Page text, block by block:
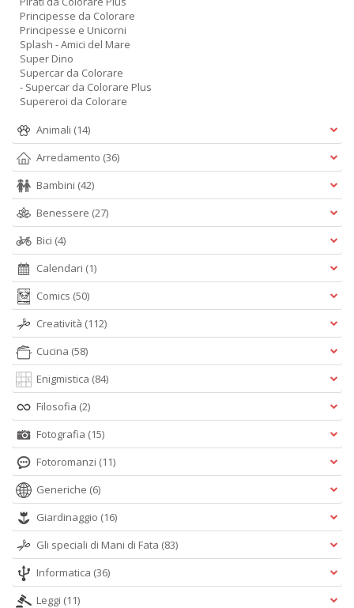
Principesse da Colorare
Principesse e Unicorni
Splash - Amici del Mare
Super Dino
Supercar da Colorare
- Supercar da Colorare Plus
Supereroi da Colorare
Animali (14)
Arredamento (36)
Bambini (42)
Benessere (27)
Bici (4)
Calendari (1)
Comics (50)
Creatività (112)
Cucina (58)
Enigmistica (84)
Filosofia (2)
Fotografia (15)
Fotoromanzi (11)
Generiche (6)
Giardinaggio (16)
Gli speciali di Mani di Fata (83)
Informatica (36)
Leggi (11)